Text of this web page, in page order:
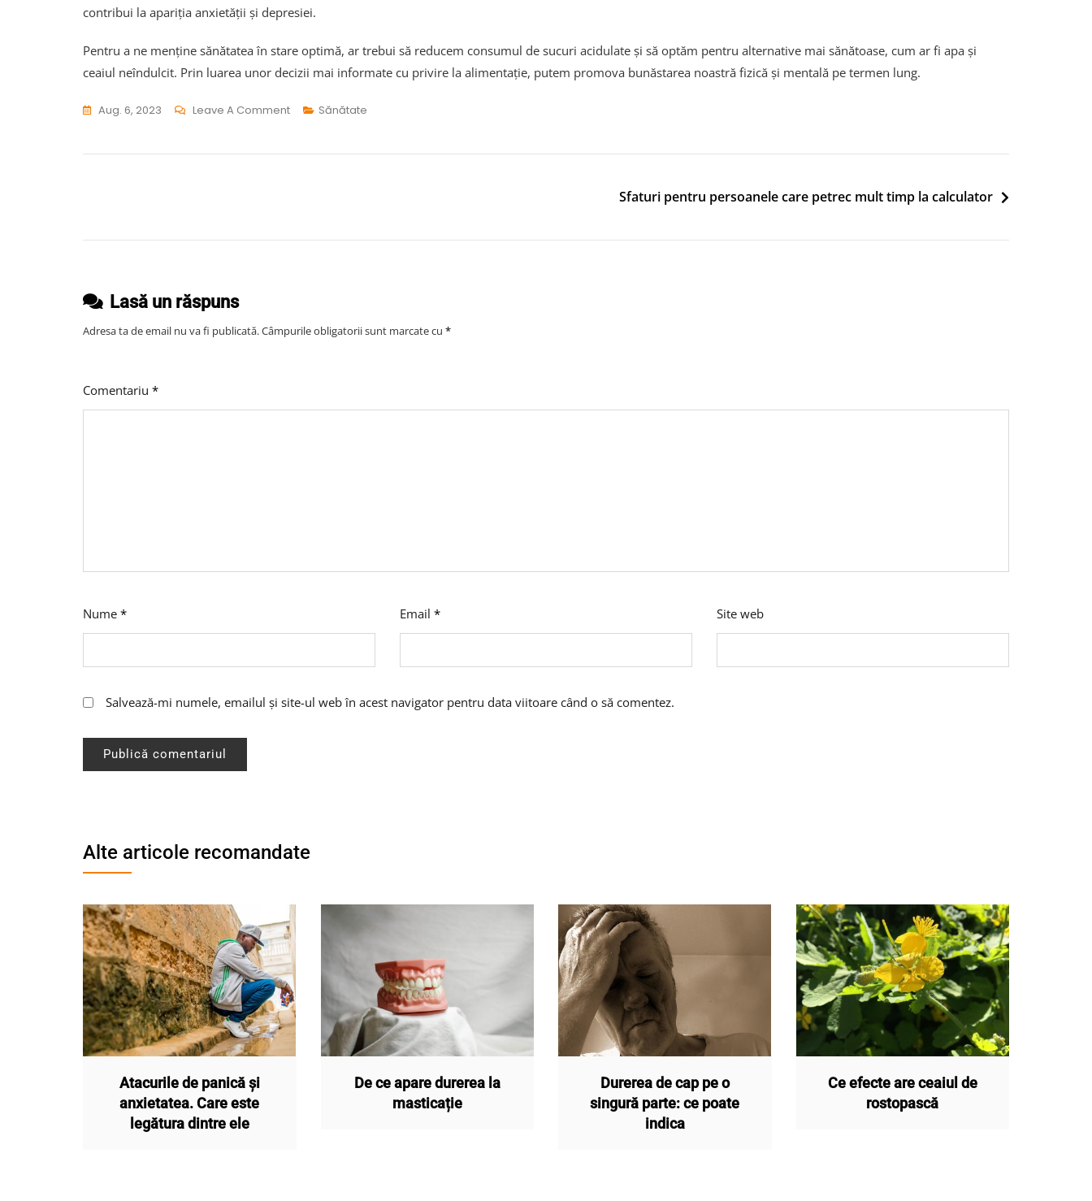
contribui la apariția anxietății și depresiei.
Pentru a ne menține sănătatea în stare optimă, ar trebui să reducem consumul de sucuri acidulate și să optăm pentru alternative mai sănătoase, cum ar fi apa și
ceaiul neîndulcit. Prin luarea unor decizii mai informate cu privire la alimentație, putem promova bunăstarea noastră fizică și mentală pe termen lung.
Aug. 6, 2023 Leave A CommentOn
Poate
Sucuri
Sănătate
Sfaturi pentru persoanele care petrec mult timp la calculator
Lasă un răspuns
Adresa ta de email nu va fi publicată.Câmpurile obligatorii sunt marcate cu *
Comentariu *
Nume * Email * Site web
Salvează-mi numele, emailul și site-ul web în acest navigator pentru data viitoare când o să comentez.
Alte articole recomandate
Atacurile de panică și
anxietatea. Care este
legătura dintre ele
De ce apare durerea la
masticație
Durerea de cap pe o
singură parte: ce poate
indica
Ce efecte are ceaiul de
rostopască